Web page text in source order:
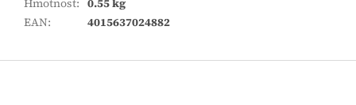
Hmotnost: 0.55 kg
EAN: 4015637024882
Zápatí